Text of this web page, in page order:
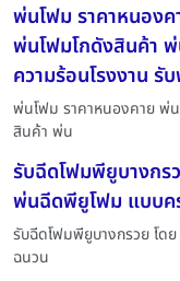
พ่นโฟม ราคาหนอง
พ่นโฟมโกดังสินค้า
ความร้อนโรงงาน
พ่นโฟม ราคาหนองคาย พ่
สินค้า พ่น
รับฉีดโฟมพียูบางกร
พ่นฉีดพียูโฟม แบบค
รับฉีดโฟมพียูบางกรวย โ
ฉนวน